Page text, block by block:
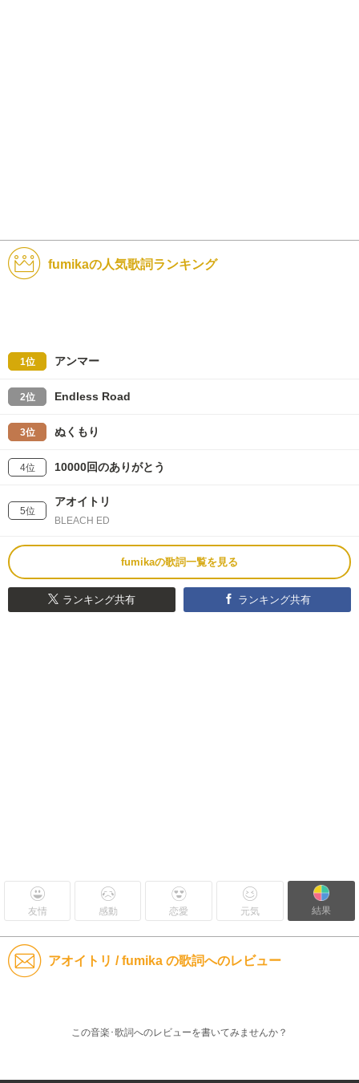
fumikaの人気歌詞ランキング
1位 アンマー
2位 Endless Road
3位 ぬくもり
4位 10000回のありがとう
5位
アオイトリ
BLEACH ED
fumikaの歌詞一覧を見る
ランキング共有 ランキング共有
友情 感動 恋愛 元気 結果
アオイトリ / fumika の歌詞へのレビュー
この音楽･歌詞へのレビューを書いてみませんか？